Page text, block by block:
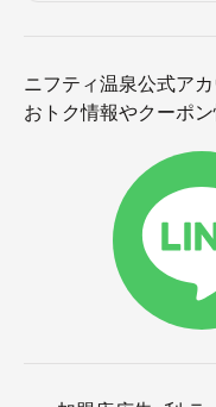
ニフティ温泉公式ア
おトク情報やクーポ